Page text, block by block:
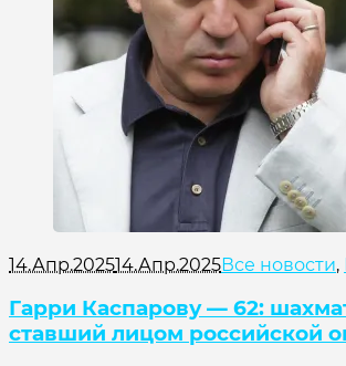
14.Апр.202514.Апр.2025Все новости,
Гарри Каспарову — 62:
ставший лицом российской